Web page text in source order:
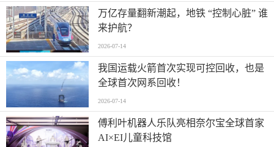
万亿存量翻新潮起，地铁 “控制心脏” 谁
来护航？
2026-07-14
我国运载火箭首次实现可控回收，也是
全球首次网系回收！
2026-07-14
傅利叶机器人乐队亮相奈尔宝全球首家
AI×EI儿童科技馆